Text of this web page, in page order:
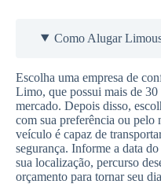
Como Alugar
Escolha uma empresa de
Limo, que possui mais de
mercado. Depois disso,
com sua preferência ou pelo
veículo é capaz de
segurança. Informe a data do
sua localização, percurso
orçamento para tornar seu